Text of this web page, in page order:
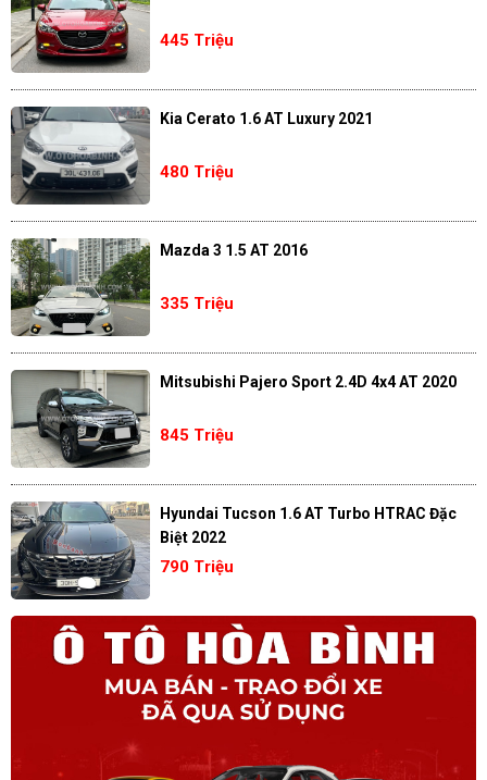
445 Triệu
Kia Cerato 1.6 AT Luxury 2021
480 Triệu
Mazda 3 1.5 AT 2016
335 Triệu
Mitsubishi Pajero Sport 2.4D 4x4 AT 2020
845 Triệu
Hyundai Tucson 1.6 AT Turbo HTRAC Đặc
Biệt 2022
790 Triệu